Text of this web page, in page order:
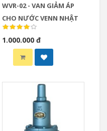
WVR-02 - VAN GIẢM ÁP
CHO NƯỚC VENN NHẬT
1.000.000 đ